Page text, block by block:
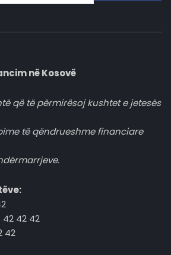
në Kosovë
që të përmirësoj kushtet e jetesës
të qëndrueshme financiare
42 42
42